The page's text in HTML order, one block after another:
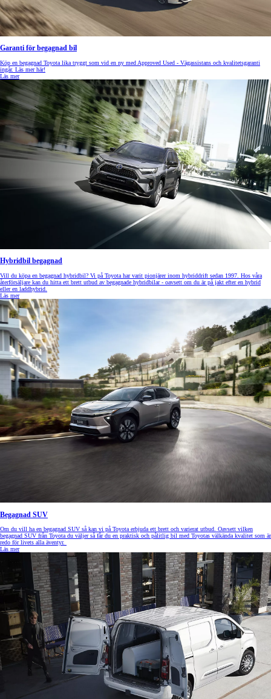
Garanti för begagnad bil
Köp en begagnad Toyota lika tryggt som vid en ny med Approved Used - Vägassistans och kvalitetsgaranti
ingår. Läs mer här!
Läs mer
Hybridbil begagnad
Vill du köpa en begagnad hybridbil? Vi på Toyota har varit pionjärer inom hybriddrift sedan 1997. Hos våra
återförsäljare kan du hitta ett brett utbud av begagnade hybridbilar - oavsett om du är på jakt efter en hybrid
eller en laddhybrid.
Läs mer
Begagnad SUV
Om du vill ha en begagnad SUV så kan vi på Toyota erbjuda ett brett och varierat utbud. Oavsett vilken
begagnad SUV från Toyota du väljer så får du en praktisk och pålitlig bil med Toyotas välkända kvalitet som är
redo för livets alla äventyr.
Läs mer